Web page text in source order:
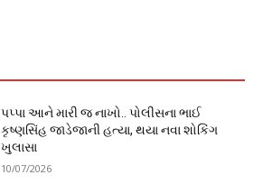
પપ્પા આને મારી જ નાખો.. પોલીસના ભાઈ
કૃષ્ણસિંહ જાડેજાની હત્યા, થયા નવા શોકિંગ
ખુલાસા
10/07/2026